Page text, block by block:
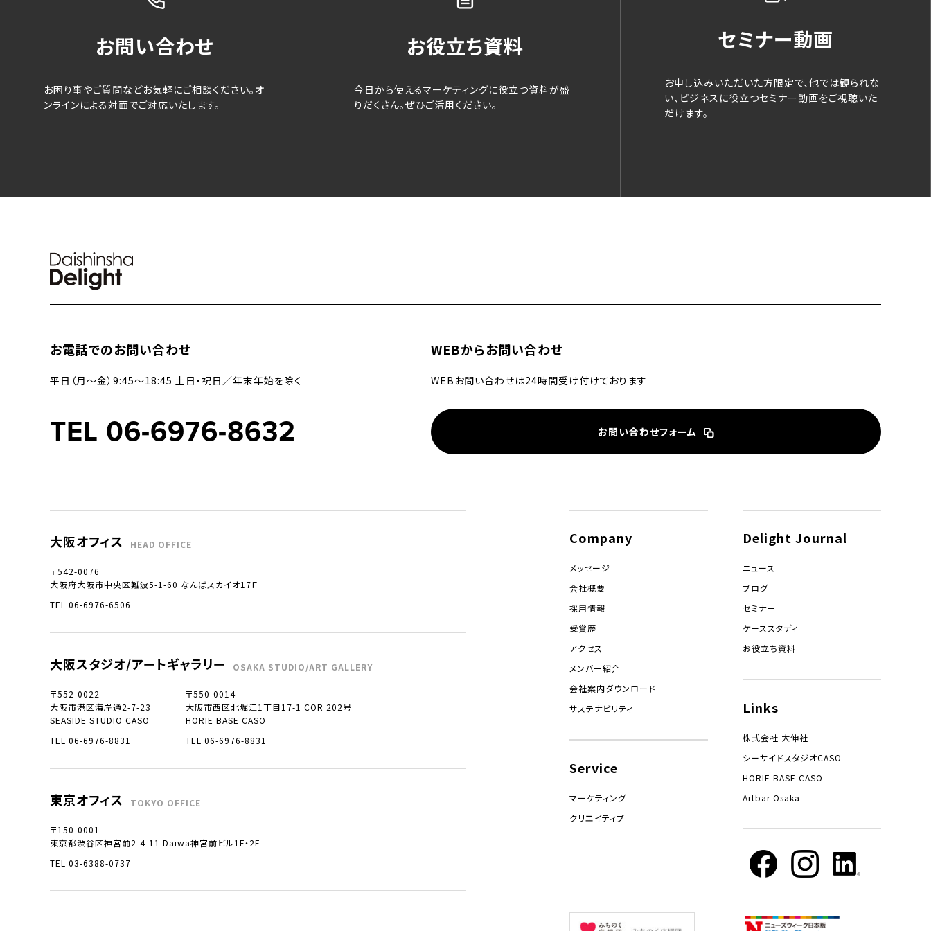
お問い合わせ
お困り事やご質問などお気軽にご相談ください。オ
ンラインによる対面でご対応いたします。
お役立ち資料
今日から使えるマーケティングに役立つ資料が盛
りだくさん。ぜひご活用ください。
セミナー動画
お申し込みいただいた方限定で、他では観られな
い、ビジネスに役立つセミナー動画をご視聴いた
だけます。
お電話でのお問い合わせ
平日（月〜金）9:45〜18:45 土日・祝日／年末年始を除く
TEL 06-6976-8632
WEBからお問い合わせ
WEBお問い合わせは24時間受け付けております
お問い合わせフォーム
大阪オフィス HEAD OFFICE
〒542-0076
大阪府大阪市中央区難波5-1-60 なんばスカイオ17Ｆ
TEL 06-6976-6506
大阪スタジオ/アートギャラリー OSAKA STUDIO/ART GALLERY
〒552-0022
大阪市港区海岸通2-7-23
SEASIDE STUDIO CASO
TEL 06-6976-8831
〒550-0014
大阪市西区北堀江1丁目17-1 COR 202号
HORIE BASE CASO
TEL 06-6976-8831
東京オフィス TOKYO OFFICE
〒150-0001
東京都渋谷区神宮前2-4-11 Daiwa神宮前ビル1F・2F
TEL 03-6388-0737
Company
メッセージ
会社概要
採用情報
受賞歴
アクセス
メンバー紹介
会社案内ダウンロード
サステナビリティ
Service
マーケティング
クリエイティブ
Delight Journal
ニュース
ブログ
セミナー
ケーススタディ
お役立ち資料
Links
株式会社 大伸社
シーサイドスタジオCASO
HORIE BASE CASO
Artbar Osaka